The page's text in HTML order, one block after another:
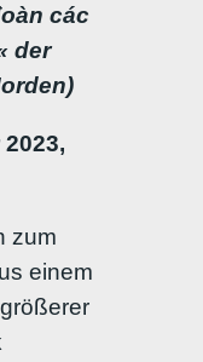
các
der
zum
einem